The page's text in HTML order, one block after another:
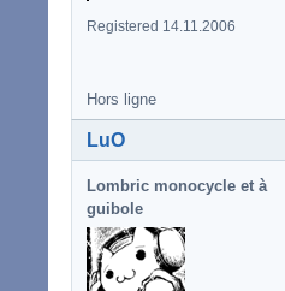
Registered 14.11.2006
Hors ligne
LuO
Lombric monocycle et à
guibole